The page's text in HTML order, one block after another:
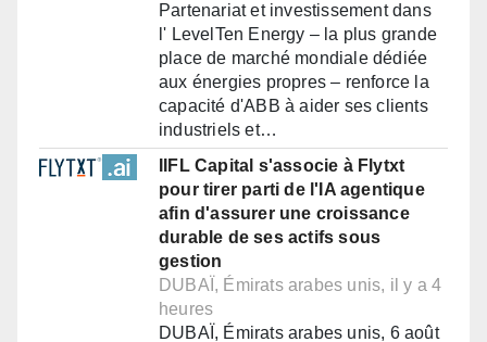
Partenariat et investissement dans
l' LevelTen Energy – la plus grande
place de marché mondiale dédiée
aux énergies propres – renforce la
capacité d'ABB à aider ses clients
industriels et…
IIFL Capital s'associe à Flytxt
pour tirer parti de l'IA agentique
afin d'assurer une croissance
durable de ses actifs sous
gestion
DUBAÏ, Émirats arabes unis, il y a 4
heures
DUBAÏ, Émirats arabes unis, 6 août